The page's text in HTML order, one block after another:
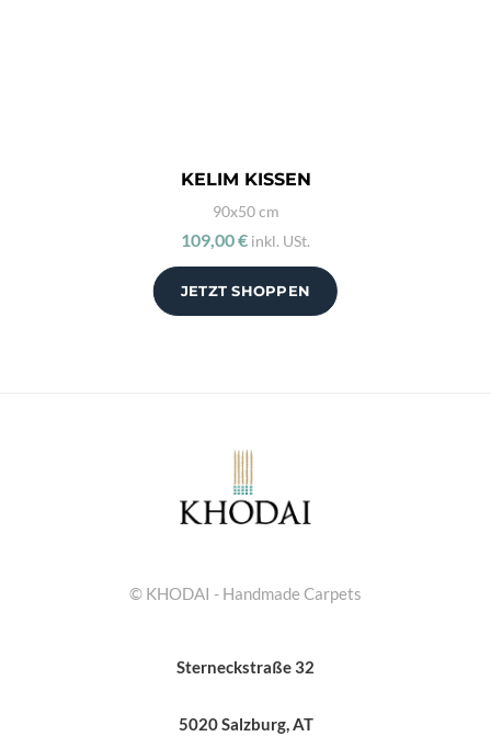
JETZT SHOPPEN
KELIM KISSEN
90x50 cm
109,00 € inkl. USt.
© KHODAI - Handmade Carpets
Sterneckstraße 32
5020 Salzburg, AT